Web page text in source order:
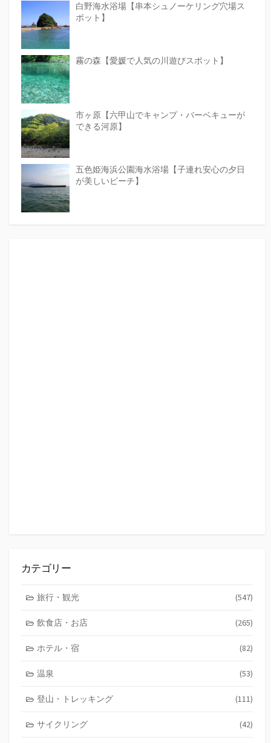
白野海水浴場【串本シュノーケリング穴場ス
ポット】
霧の森【愛媛で人気の川遊びスポット】
市ヶ原【六甲山でキャンプ・バーベキューが
できる河原】
五色姫海浜公園海水浴場【子連れ安心の夕日
が美しいビーチ】
カテゴリー
旅行・観光 (547)
飲食店・お店 (265)
ホテル・宿 (82)
温泉 (53)
登山・トレッキング (111)
サイクリング (42)